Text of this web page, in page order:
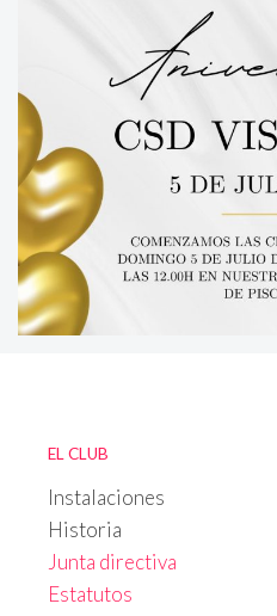
EL CLUB
Instalaciones
Historia
Junta directiva
Estatutos